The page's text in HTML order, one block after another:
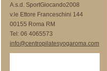
A.s.d. SportGiocando2008
v.le Ettore Franceschini 144
00155 Roma RM
Tel: 06 4065573
info@centropilatesyogaroma.com